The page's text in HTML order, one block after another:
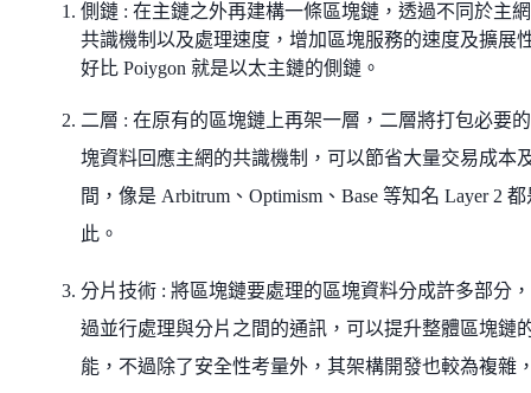
側鏈 : 在主鏈之外再建構一條區塊鏈，透過不同於主
共識機制以及處理速度，增加區塊服務的速度及擴展
好比 Poiygon 就是以太主鏈的側鏈。
二層 : 在原有的區塊鏈上再架一層，二層將打包必要
塊資料回應主網的共識機制，可以節省大量交易成本
間，像是 Arbitrum、Optimism、Base 等知名 Layer 2
此。
分片技術 : 將區塊鏈要處理的區塊資料分成許多部分
過並行處理與分片之間的通訊，可以提升整體區塊鏈
能，不過除了安全性考量外，其架構開發也較為複雜